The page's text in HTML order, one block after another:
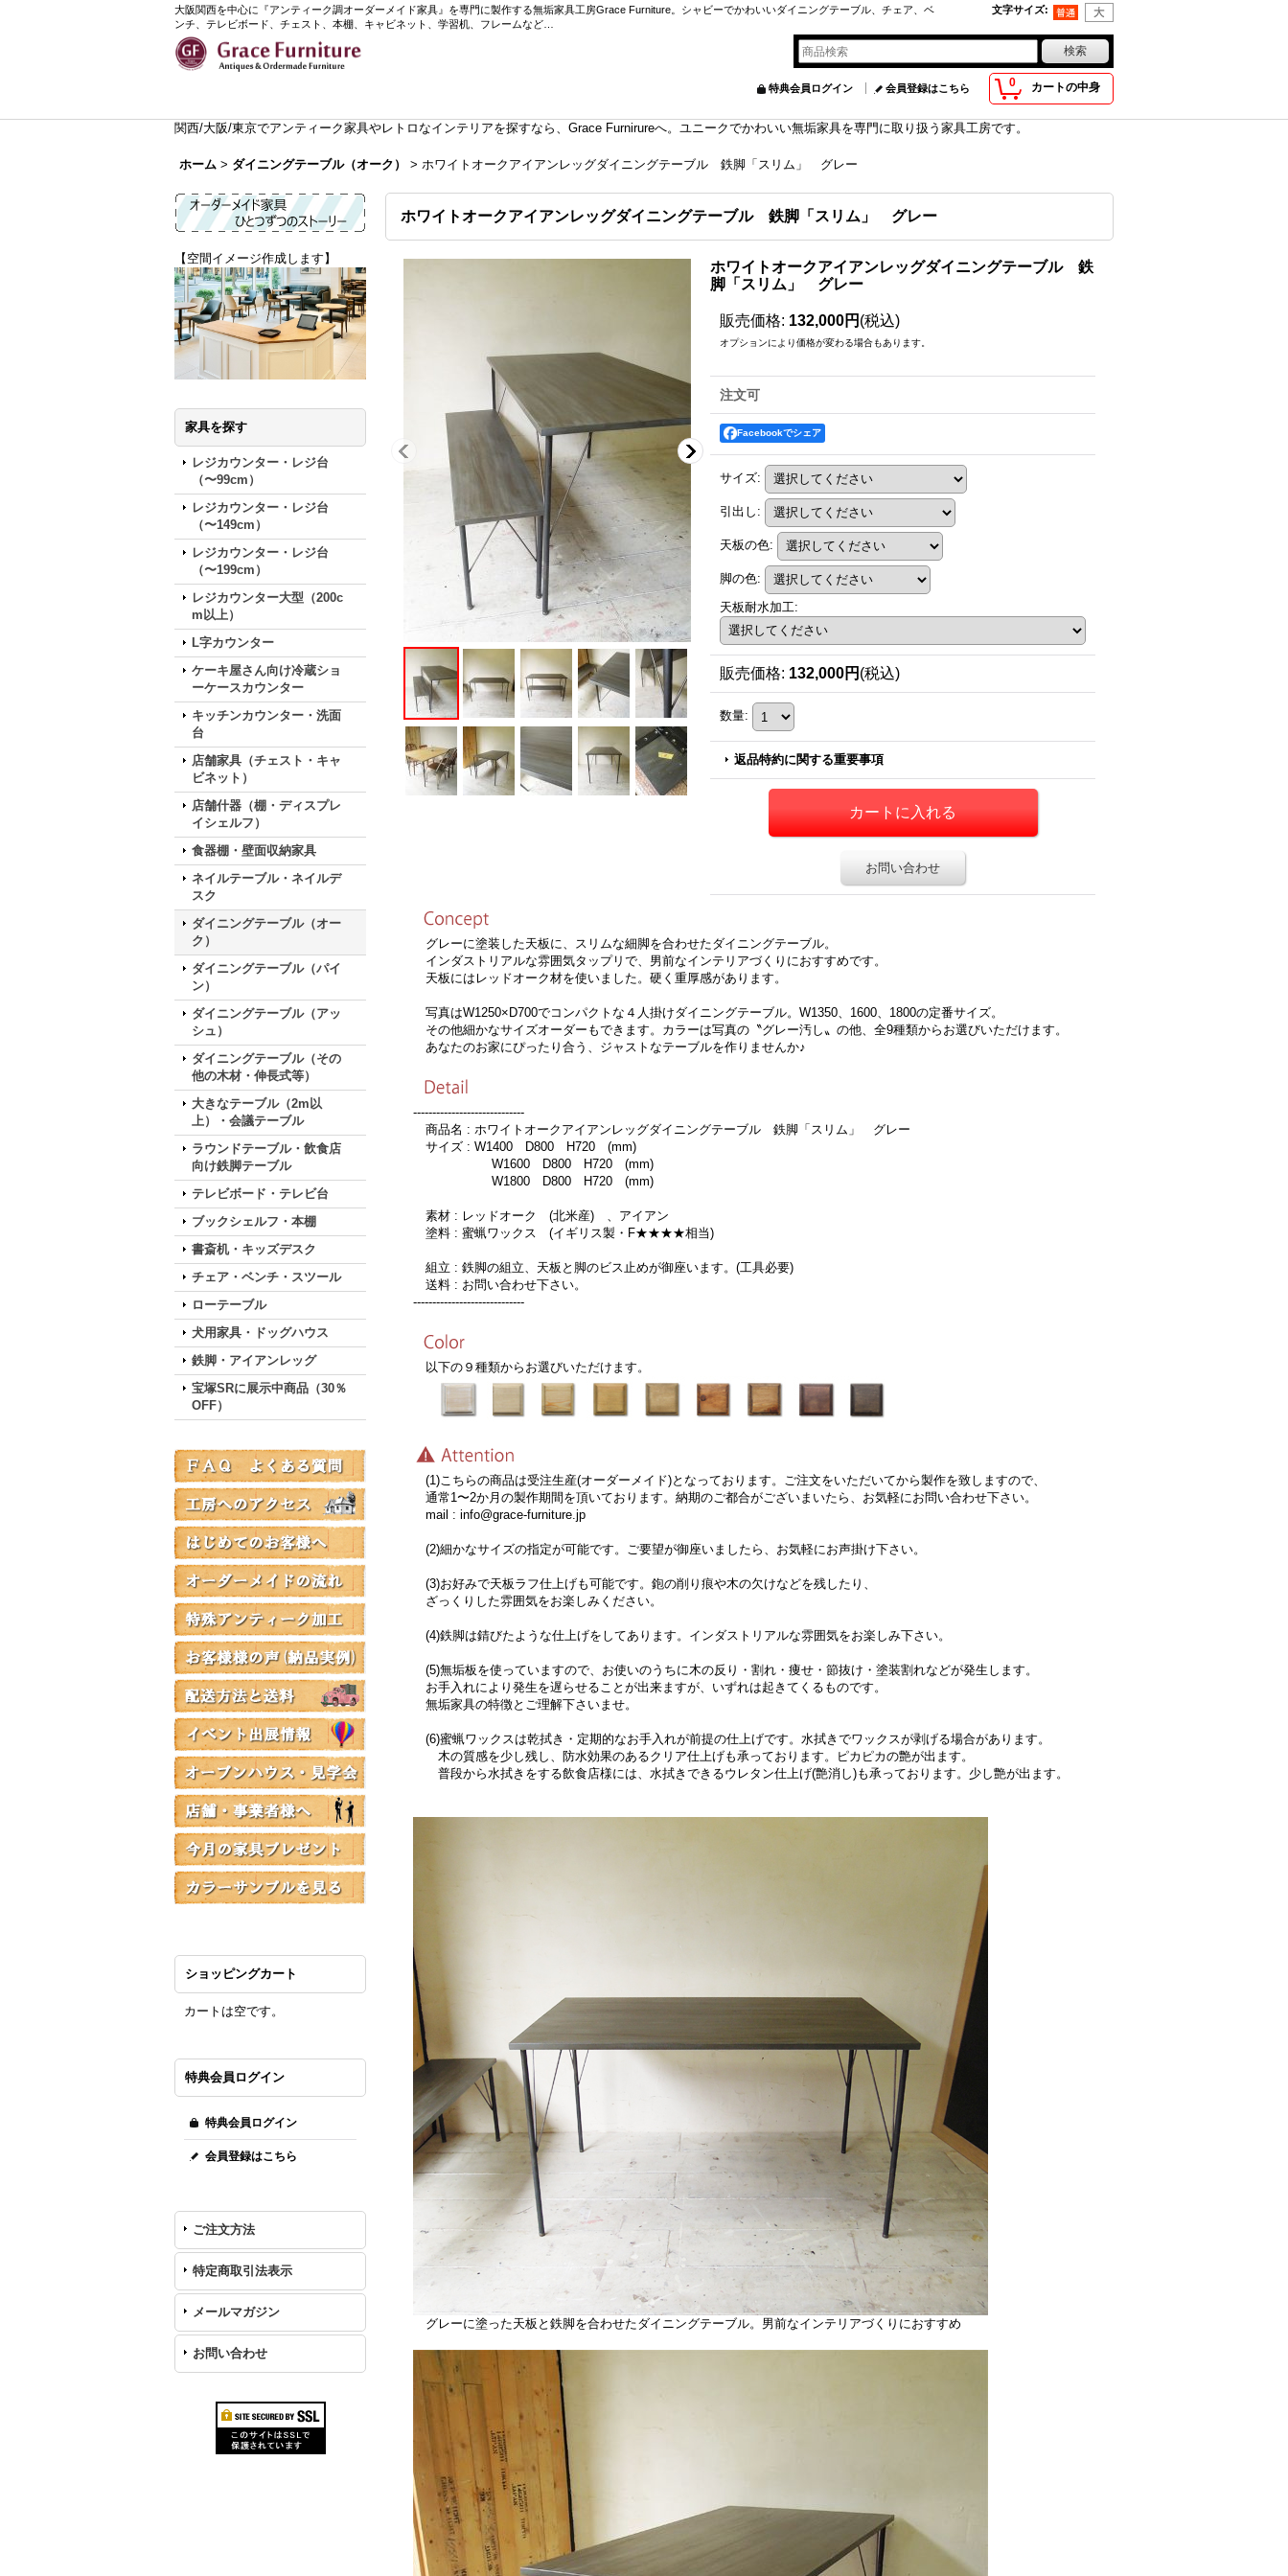
大阪関西を中心に『アンティーク調オーダーメイド家具』を専門に製作する無垢家具工房Grace Furniture。シャビーでかわいいダイニングテーブル、チェア、ベ
ンチ、テレビボード、チェスト、本棚、キャビネット、学習机、フレームなど…
文字サイズ:
0 カートの中身
特典会員ログイン 会員登録はこちら
関西/大阪/東京でアンティーク家具やレトロなインテリアを探すなら、Grace Furnirureへ。ユニークでかわいい無垢家具を専門に取り扱う家具工房です。
ホーム > ダイニングテーブル（オーク） > ホワイトオークアイアンレッグダイニングテーブル 鉄脚「スリム」 グレー
【空間イメージ作成します】
家具を探す
レジカウンター・レジ台
（〜99cm）
レジカウンター・レジ台
（〜149cm）
レジカウンター・レジ台
（〜199cm）
レジカウンター大型（200c
m以上）
L字カウンター
ケーキ屋さん向け冷蔵ショ
ーケースカウンター
キッチンカウンター・洗面
台
店舗家具（チェスト・キャ
ビネット）
店舗什器（棚・ディスプレ
イシェルフ）
食器棚・壁面収納家具
ネイルテーブル・ネイルデ
スク
ダイニングテーブル（オー
ク）
ダイニングテーブル（パイ
ン）
ダイニングテーブル（アッ
シュ）
ダイニングテーブル（その
他の木材・伸長式等）
大きなテーブル（2m以
上）・会議テーブル
ラウンドテーブル・飲食店
向け鉄脚テーブル
テレビボード・テレビ台
ブックシェルフ・本棚
書斎机・キッズデスク
チェア・ベンチ・スツール
ローテーブル
犬用家具・ドッグハウス
鉄脚・アイアンレッグ
宝塚SRに展示中商品（30％
OFF）
ショッピングカート
カートは空です。
特典会員ログイン
特典会員ログイン
会員登録はこちら
ご注文方法
特定商取引法表示
メールマガジン
お問い合わせ
ホワイトオークアイアンレッグダイニングテーブル 鉄脚「スリム」 グレー
ホワイトオークアイアンレッグダイニングテーブル 鉄
脚「スリム」 グレー
販売価格: 132,000円 (税込)
オプションにより価格が変わる場合もあります。
注文可
Facebookでシェア
サイズ:
引出し :
天板の色:
脚の色:
天板耐水加工:
販売価格: 132,000円 (税込)
数量:
返品特約に関する重要事項
お問い合わせ
グレーに塗装した天板に、スリムな細脚を合わせたダイニングテーブル。
インダストリアルな雰囲気タップリで、男前なインテリアづくりにおすすめです。
天板にはレッドオーク材を使いました。硬く重厚感があります。
写真はW1250×D700でコンパクトな４人掛けダイニングテーブル。W1350、1600、1800の定番サイズ。
その他細かなサイズオーダーもできます。カラーは写真の〝グレー汚し〟の他、全9種類からお選びいただけます。
あなたのお家にぴったり合う、ジャストなテーブルを作りませんか♪
-----------------------------
商品名 : ホワイトオークアイアンレッグダイニングテーブル 鉄脚「スリム」 グレー
サイズ : W1400 D800 H720 (mm)
W1600 D800 H720 (mm)
W1800 D800 H720 (mm)
素材 : レッドオーク (北米産) 、アイアン
塗料 : 蜜蝋ワックス (イギリス製・F★★★★相当)
組立 : 鉄脚の組立、天板と脚のビス止めが御座います。(工具必要)
送料 : お問い合わせ下さい。
-----------------------------
以下の９種類からお選びいただけます。
(1)こちらの商品は受注生産(オーダーメイド)となっております。ご注文をいただいてから製作を致しますので、
通常1〜2か月の製作期間を頂いております。納期のご都合がございまいたら、お気軽にお問い合わせ下さい。
mail : info@grace-furniture.jp
(2)細かなサイズの指定が可能です。ご要望が御座いましたら、お気軽にお声掛け下さい。
(3)お好みで天板ラフ仕上げも可能です。鉋の削り痕や木の欠けなどを残したり、
ざっくりした雰囲気をお楽しみください。
(4)鉄脚は錆びたような仕上げをしてあります。インダストリアルな雰囲気をお楽しみ下さい。
(5)無垢板を使っていますので、お使いのうちに木の反り・割れ・痩せ・節抜け・塗装割れなどが発生します。
お手入れにより発生を遅らせることが出来ますが、いずれは起きてくるものです。
無垢家具の特徴とご理解下さいませ。
(6)蜜蝋ワックスは乾拭き・定期的なお手入れが前提の仕上げです。水拭きでワックスが剥げる場合があります。
木の質感を少し残し、防水効果のあるクリア仕上げも承っております。ピカピカの艶が出ます。
普段から水拭きをする飲食店様には、水拭きできるウレタン仕上げ(艶消し)も承っております。少し艶が出ます。
グレーに塗った天板と鉄脚を合わせたダイニングテーブル。男前なインテリアづくりにおすすめ